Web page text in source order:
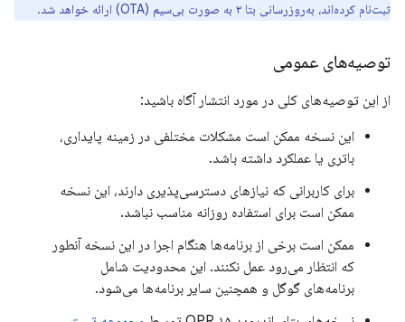
ثبت‌نام کرده‌اند، به‌روزرسانی بتا ۳ به صورت بی‌سیم (OTA) ارائه خواهد شد.
توصیه‌های عمومی
از این توصیه‌های کلی در مورد انتشار آگاه باشید:
این نسخه ممکن است مشکلات مختلفی در زمینه پایداری،
باتری یا عملکرد داشته باشد.
برای کاربرانی که نیازهای دسترسی‌پذیری دارند، این نسخه
ممکن است برای استفاده روزانه مناسب نباشد.
ممکن است برخی از برنامه‌ها هنگام اجرا در این نسخه آنطور
که انتظار می‌رود عمل نکنند. این محدودیت شامل
برنامه‌های گوگل و همچنین سایر برنامه‌ها می‌شود.